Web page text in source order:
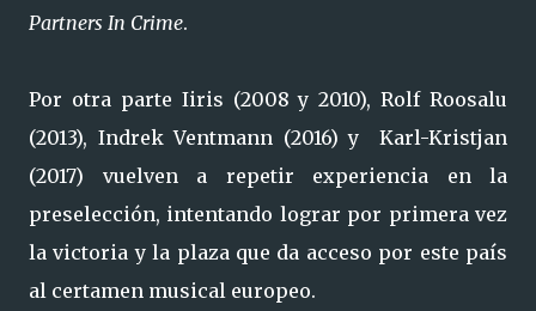
Partners In Crime.
Por otra parte Iiris (2008 y 2010), Rolf Roosalu
(2013), Indrek Ventmann (2016) y Karl-Kristjan
(2017) vuelven a repetir experiencia en la
preselección, intentando lograr por primera vez
la victoria y la plaza que da acceso por este país
al certamen musical europeo.